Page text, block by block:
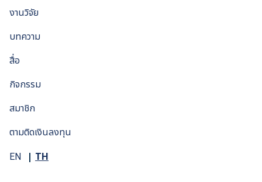
[…]
งานวิจัย
บทความ
สื่อ
กิจกรรม
สมาชิก
ตามติดเงินลงทุน
EN TH